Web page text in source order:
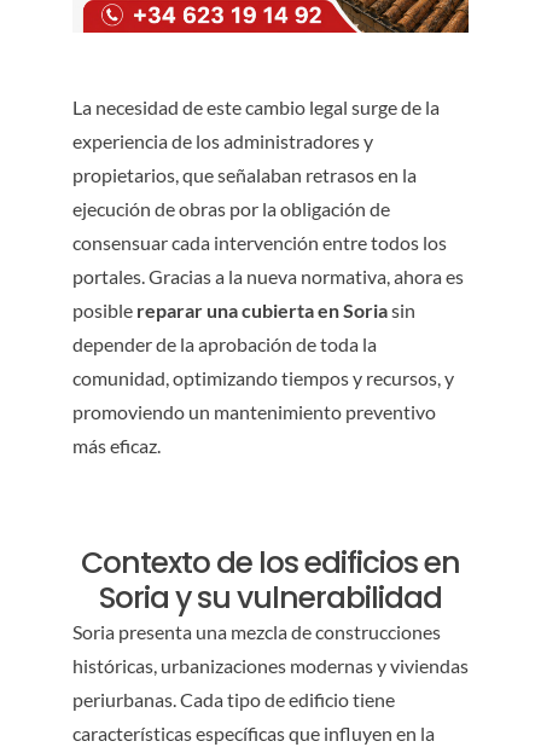
La necesidad de este cambio legal surge de la
experiencia de los administradores y
propietarios, que señalaban retrasos en la
ejecución de obras por la obligación de
consensuar cada intervención entre todos los
portales. Gracias a la nueva normativa, ahora es
posible reparar una cubierta en Soriasin
depender de la aprobación de toda la
comunidad, optimizando tiempos y recursos, y
promoviendo un mantenimiento preventivo
más eficaz.
Contexto de los edificios en
Soria y su vulnerabilidad
Soria presenta una mezcla de construcciones
históricas, urbanizaciones modernas y viviendas
periurbanas. Cada tipo de edificio tiene
características específicas que influyen en la